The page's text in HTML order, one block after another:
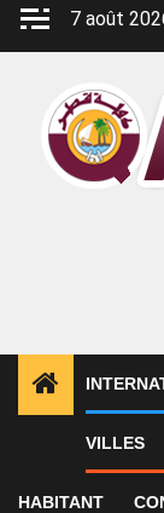
Aller
7 août
VILLES
HABITANT
ALERTES INFO